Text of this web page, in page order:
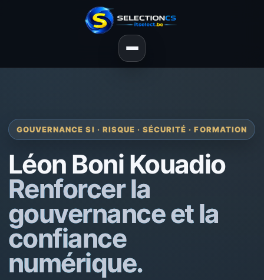
GOUVERNANCE SI · RISQUE · SÉCURITÉ · FORMATION
Léon Boni Kouadio
Renforcer la
gouvernance et la
confiance
numérique.